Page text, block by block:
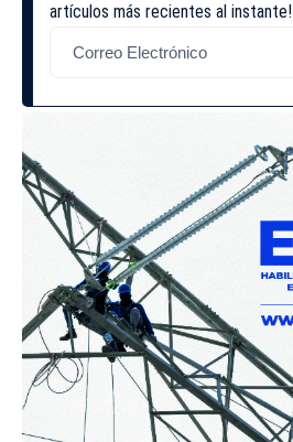
artículos más recientes al instante!